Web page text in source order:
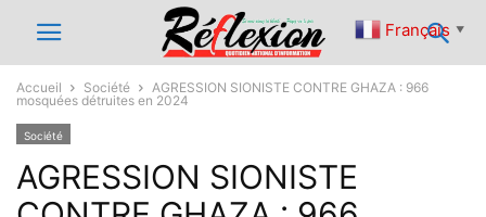
Accueil Société
AGRESSION SIONISTE CONTRE GHAZA : 966
mosquées détruites en 2024
Société
AGRESSION SIONISTE
Français ▼